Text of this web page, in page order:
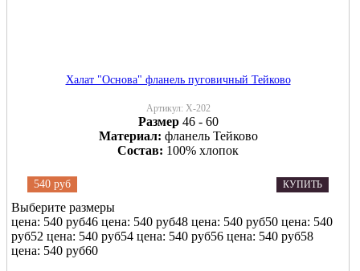
Халат "Основа" фланель пуговичный Тейково
Артикул: Х-202
Размер 46 - 60
Материал: фланель Тейково
Состав: 100% хлопок
540 руб КУПИТЬ
Выберите размеры
цена: 540 руб46 цена: 540 руб48 цена: 540 руб50 цена: 540
руб52 цена: 540 руб54 цена: 540 руб56 цена: 540 руб58
цена: 540 руб60